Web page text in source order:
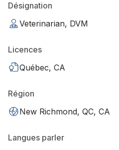
Désignation
Veterinarian, DVM
Licences
Québec, CA
Région
New Richmond, QC, CA
Langues parler